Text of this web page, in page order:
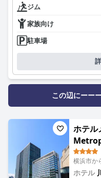
ジム
家族向け
駐車場
この辺にーー
ホテル
横浜市か
ホテル